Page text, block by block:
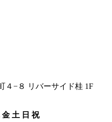
４−８ リバーサイド桂 1F
金 土 日 祝